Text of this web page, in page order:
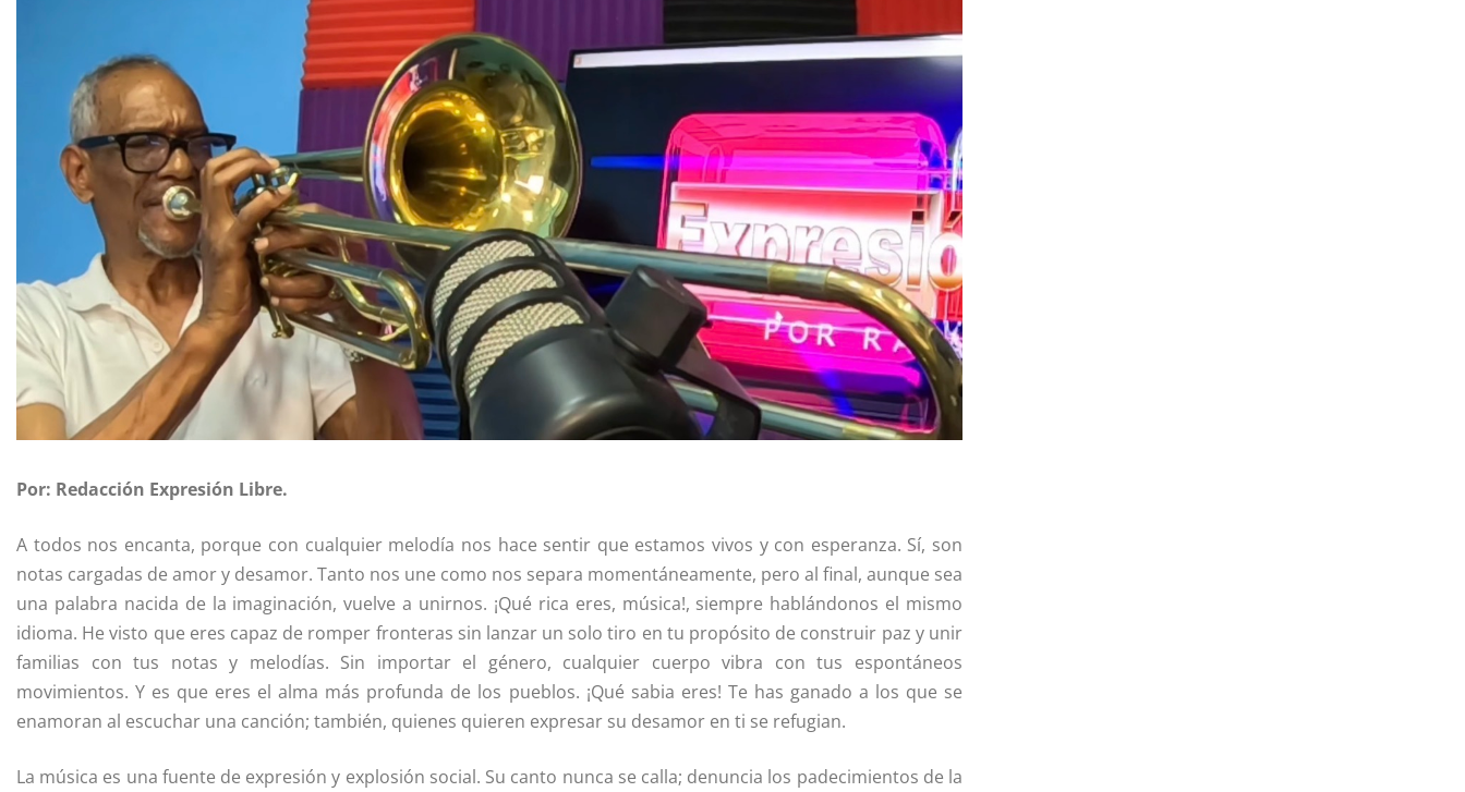
Por: Redacción Expresión Libre.
A todos nos encanta, porque con cualquier melodía nos hace sentir que estamos vivos y con esperanza. Sí, son
notas cargadas de amor y desamor. Tanto nos une como nos separa momentáneamente, pero al final, aunque sea
una palabra nacida de la imaginación, vuelve a unirnos. ¡Qué rica eres, música!, siempre hablándonos el mismo
idioma. He visto que eres capaz de romper fronteras sin lanzar un solo tiro en tu propósito de construir paz y unir
familias con tus notas y melodías. Sin importar el género, cualquier cuerpo vibra con tus espontáneos
movimientos. Y es que eres el alma más profunda de los pueblos. ¡Qué sabia eres! Te has ganado a los que se
enamoran al escuchar una canción; también, quienes quieren expresar su desamor en ti se refugian.
La música es una fuente de expresión y explosión social. Su canto nunca se calla; denuncia los padecimientos de la